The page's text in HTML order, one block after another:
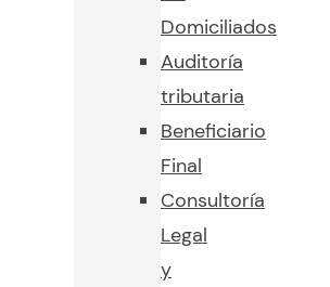
Domiciliados
Auditoría
tributaria
Beneficiario
Final
Consultoría
Legal
y